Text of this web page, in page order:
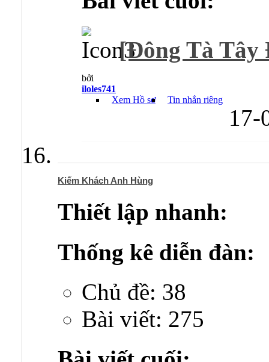
[Đông Tà Tây
bởi
iloles741
Xem Hồ sơ
Tin nhắn riêng
Kiếm Khách Anh Hùng
Thiết lập nhanh:
Thống kê diễn đàn:
Chủ đề: 38
Bài viết: 275